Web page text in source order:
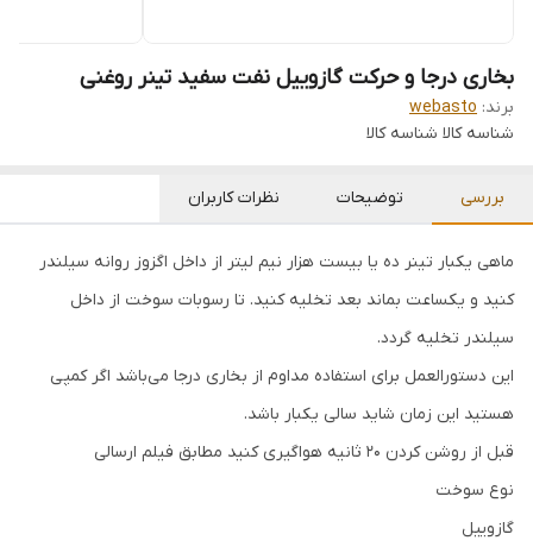
بخاری درجا و حرکت گازوییل نفت سفید تینر روغنی
برند: webasto
شناسه کالاشناسه کالا
بررسی توضیحات نظرات کاربران
ماهی یکبار تینر ده یا بیست هزار نیم لیتر از داخل اگزوز روانه سیلندر
کنید و یکساعت بماند بعد تخلیه کنید. تا رسوبات سوخت از داخل
سیلندر تخلیه گردد.
این دستورالعمل برای استفاده مداوم از بخاری درجا می‌باشد اگر کمپی
هستید این زمان شاید سالی یکبار باشد.
قبل از روشن کردن 20 ثانیه هواگیری کنید مطابق فیلم ارسالی
نوع سوخت
گازوییل